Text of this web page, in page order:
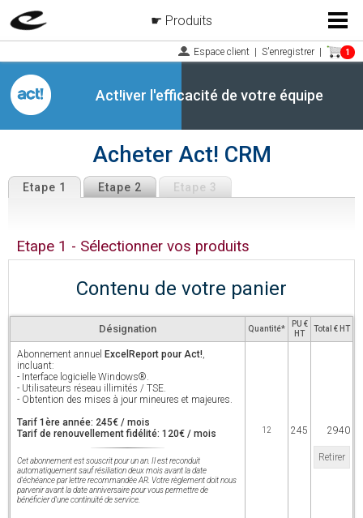
Menu
Espace client S'enregistrer 1
Act!iver l'efficacité de votre équipe
Acheter Act! CRM
Produits
Etape 1 Etape 2 Etape 3
Etape 1 - Sélectionner vos produits
Contenu de votre panier
Désignation Quantité*
PU €
HT
Total € HT
Abonnement annuel ExcelReport pour Act!,
incluant:
- Interface logicielle Windows®.
- Utilisateurs réseau illimités / TSE.
- Obtention des mises à jour mineures et majeures.
Tarif 1ère année: 245€ / mois
Tarif de renouvellement fidélité: 120€ / mois
Cet abonnement est souscrit pour un an. Il est reconduit
automatiquement sauf résiliation deux mois avant la date
d'échéance par lettre recommandée AR. Votre règlement doit nous
parvenir avant la date anniversaire pour vous permettre de
bénéficier d'une continuité de service.
12 245 2940
Retirer